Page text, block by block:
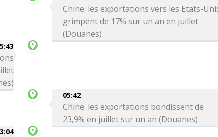
Chine: les exportations vers les Etats-
grimpent de 17% sur un an en juillet
(Douanes)
05:42
Chine: les exportations bondissent de
23,9% en juillet sur un an (Douanes)